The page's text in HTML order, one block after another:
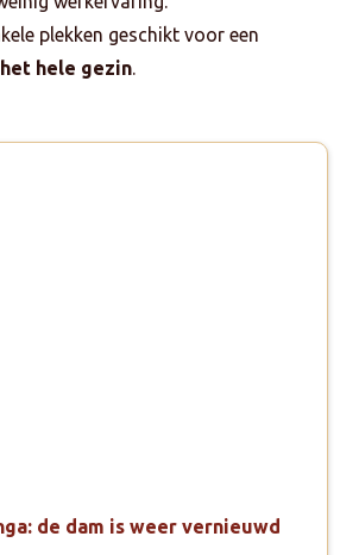
plekken geschikt voor een
hele gezin.
de dam is weer vernieuwd